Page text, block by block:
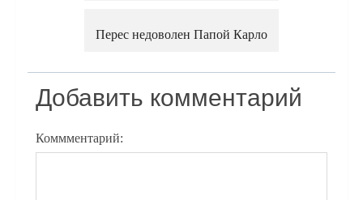
Перес недоволен Папой Карло
Добавить комментарий
Коммментарий: